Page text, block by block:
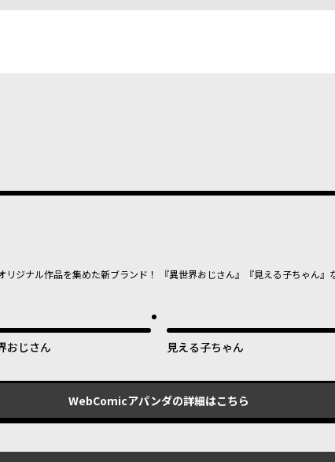
リジナル作品を集めた新ブランド！ 『異世界おじさん』『見える子ちゃん
おじさん 見える子ちゃん
WebComicアパンダの詳細はこちら